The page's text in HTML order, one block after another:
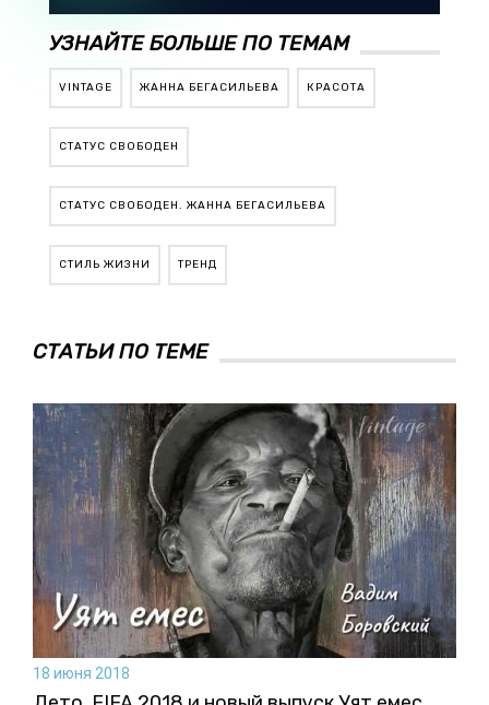
УЗНАЙТЕ БОЛЬШЕ ПО ТЕМАМ
VINTAGE ЖАННА БЕГАСИЛЬЕВА КРАСОТА
СТАТУС СВОБОДЕН
СТАТУС СВОБОДЕН. ЖАННА БЕГАСИЛЬЕВА
СТИЛЬ ЖИЗНИ ТРЕНД
СТАТЬИ ПО ТЕМЕ
18 июня 2018